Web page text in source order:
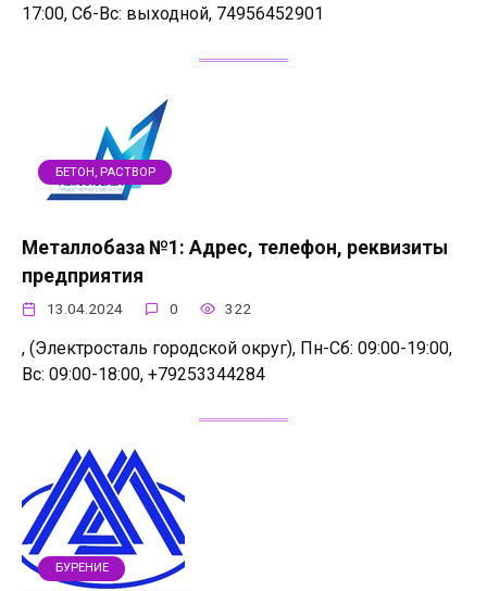
17:00, Сб-Вс: выходной, 74956452901
БЕТОН, РАСТВОР
Металлобаза №1: Адрес, телефон, реквизиты
предприятия
13.04.2024 0 322
, (Электросталь городской округ), Пн-Сб: 09:00-19:00,
Вс: 09:00-18:00, +79253344284
БУРЕНИЕ